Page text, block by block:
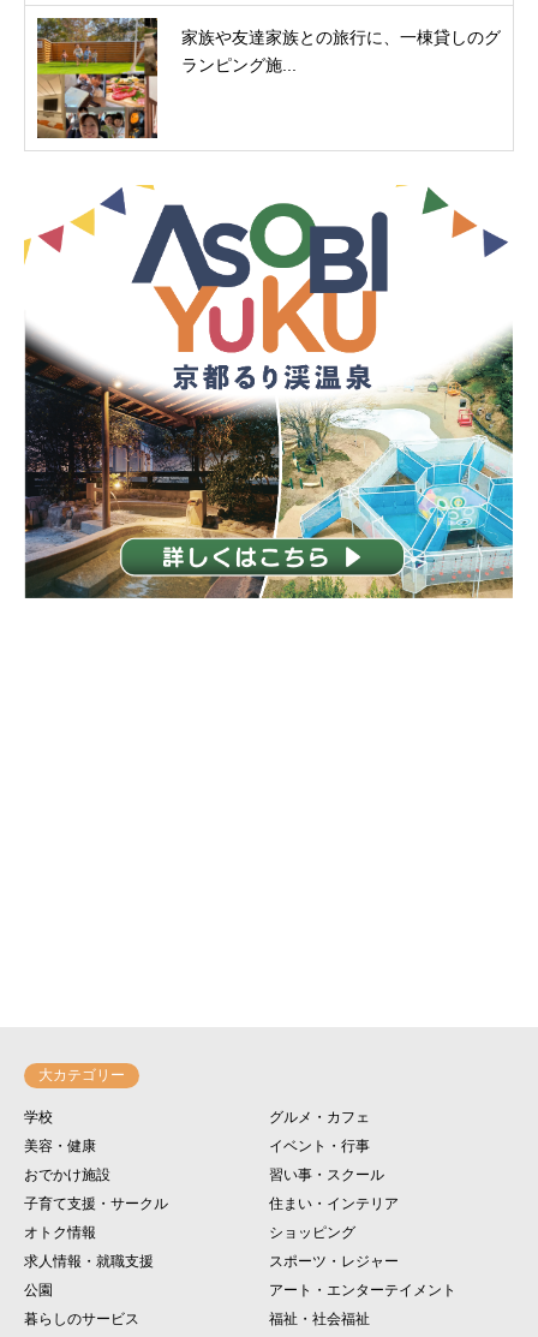
家族や友達家族との旅行に、一棟貸しのグ
ランピング施...
大カテゴリー
学校
グルメ・カフェ
美容・健康
イベント・行事
おでかけ施設
習い事・スクール
子育て支援・サークル
住まい・インテリア
オトク情報
ショッピング
求人情報・就職支援
スポーツ・レジャー
公園
アート・エンターテイメント
暮らしのサービス
福祉・社会福祉